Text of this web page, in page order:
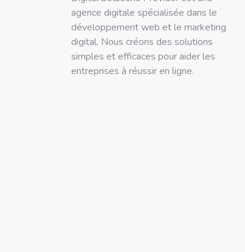
agence digitale spécialisée dans le
développement web et le marketing
digital. Nous créons des solutions
simples et efficaces pour aider les
entreprises à réussir en ligne.